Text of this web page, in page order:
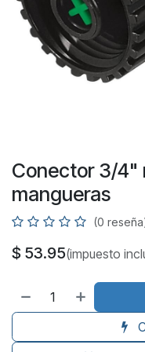
Conector 3/4"
mangueras
(0
$ 53.95(impuesto